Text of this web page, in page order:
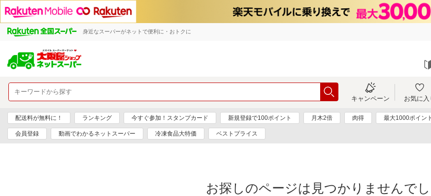
身近なスーパーがネットで便利に・おトクに
キャンペーン お気に入
配送料が無料に！ ランキング 今すぐ参加！スタンプカード 新規登録で100ポイント 月木2倍 肉得 最大1000ポイント
会員登録 動画でわかるネットスーパー 冷凍食品大特価 ベストプライス
お探しのページは見つかりませんでし